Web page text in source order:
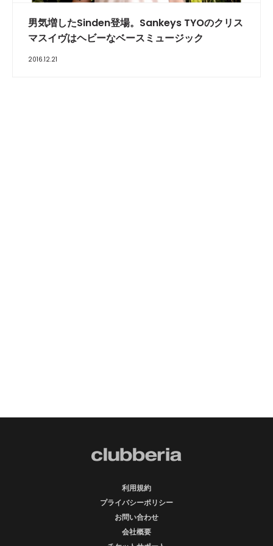
男気増したSinden登場。Sankeys TYOのクリス
マスイヴはヘビーなベースミュージック
2016.12.21
利用規約
プライバシーポリシー
お問い合わせ
会社概要